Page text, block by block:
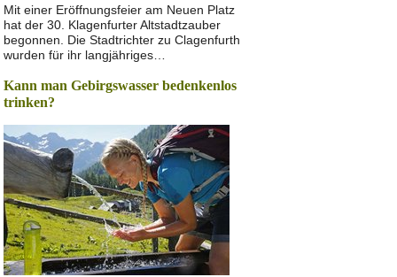
Mit einer Eröffnungsfeier am Neuen Platz
hat der 30. Klagenfurter Altstadtzauber
begonnen. Die Stadtrichter zu Clagenfurth
wurden für ihr langjähriges…
Kann man Gebirgswasser bedenkenlos
trinken?